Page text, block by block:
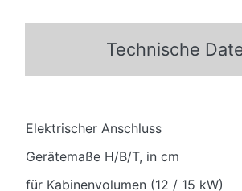
Technische
Elektrischer Anschluss
Gerätemaße H/B/T, in cm
für Kabinenvolumen (12 / 15 kW)